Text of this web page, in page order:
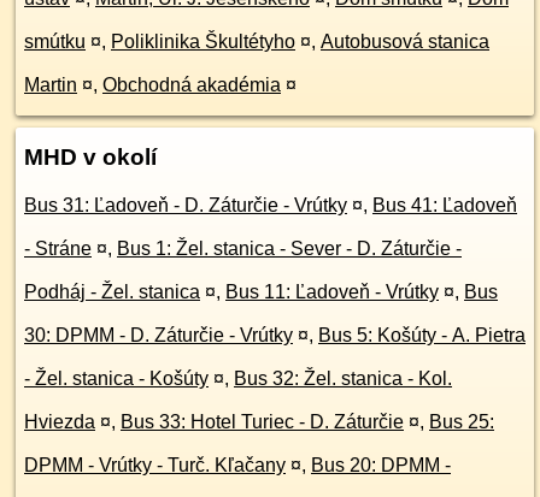
smútku ¤, Poliklinika Škultétyho ¤, Autobusová stanica
Martin ¤, Obchodná akadémia ¤
MHD v okolí
Bus 31: Ľadoveň - D. Záturčie - Vrútky ¤, Bus 41: Ľadoveň
- Stráne ¤, Bus 1: Žel. stanica - Sever - D. Záturčie -
Podháj - Žel. stanica ¤, Bus 11: Ľadoveň - Vrútky ¤, Bus
30: DPMM - D. Záturčie - Vrútky ¤, Bus 5: Košúty - A. Pietra
- Žel. stanica - Košúty ¤, Bus 32: Žel. stanica - Kol.
Hviezda ¤, Bus 33: Hotel Turiec - D. Záturčie ¤, Bus 25:
DPMM - Vrútky - Turč. Kľačany ¤, Bus 20: DPMM -